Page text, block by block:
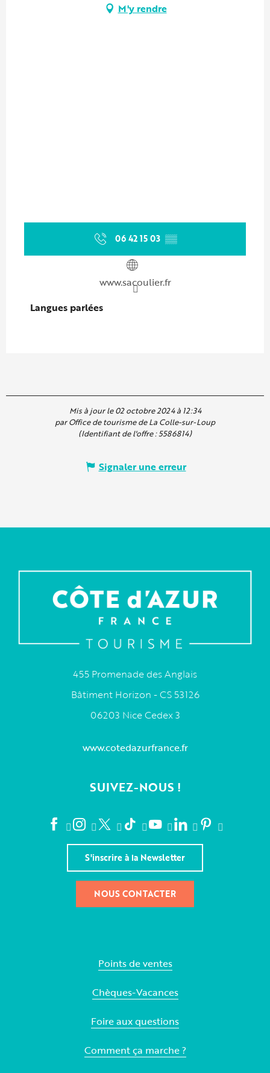
M'y rendre
06 42 15 03 ▒▒
www.sacoulier.fr
Langues parlées
Langues parlées
Mis à jour le 02 octobre 2024 à 12:34
par Office de tourisme de La Colle-sur-Loup
(Identifiant de l'offre :5586814)
Signaler une erreur
455 Promenade des Anglais
Bâtiment Horizon - CS 53126
06203 Nice Cedex 3
www.cotedazurfrance.fr
SUIVEZ-NOUS !
S'inscrire à la Newsletter
NOUS CONTACTER
Points de ventes
Chèques-Vacances
Foire aux questions
Comment ça marche ?